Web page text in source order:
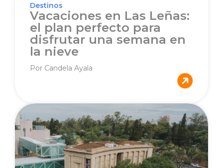
Destinos
Vacaciones en Las Leñas:
el plan perfecto para
disfrutar una semana en
la nieve
Por Candela Ayala